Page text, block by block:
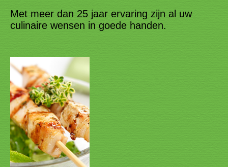
Met meer dan 25 jaar ervaring zijn al uw
culinaire wensen in goede handen.